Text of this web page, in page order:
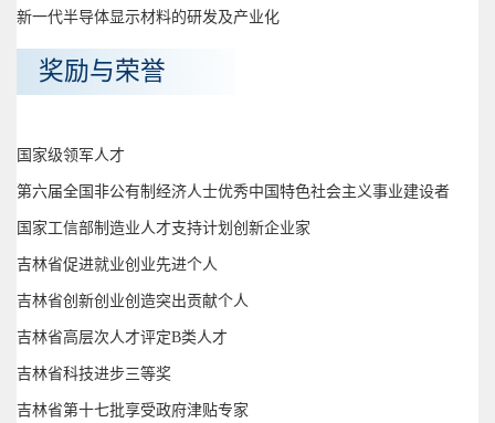
新一代半导体显示材料的研发及产业化
奖励与荣誉
国家级领军人才
第六届全国非公有制经济人士优秀中国特色社会主义事业建设者
国家工信部制造业人才支持计划创新企业家
吉林省促进就业创业先进个人
吉林省创新创业创造突出贡献个人
吉林省高层次人才评定B类人才
吉林省科技进步三等奖
吉林省第十七批享受政府津贴专家